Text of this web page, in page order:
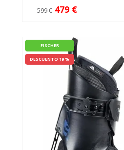
599 € 479 €
FISCHER
DESCUENTO 19 %